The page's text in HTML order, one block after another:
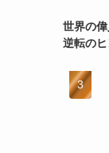
世界の
逆転のヒ